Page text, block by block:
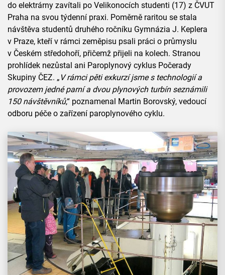
do elektrárny zavítali po Velikonocích studenti (17) z ČVUT
Praha na svou týdenní praxi. Poměrně raritou se stala
návštěva studentů druhého ročníku Gymnázia J. Keplera
v Praze, kteří v rámci zeměpisu psali práci o průmyslu
v Českém středohoří, přičemž přijeli na kolech. Stranou
prohlídek nezůstal ani Paroplynový cyklus Počerady
Skupiny ČEZ. „ V rámci pěti exkurzí jsme s technologií a
provozem jedné parní a dvou plynových turbín seznámili
150 návštěvníků,“ poznamenal Martin Borovský, vedoucí
odboru péče o zařízení paroplynového cyklu.